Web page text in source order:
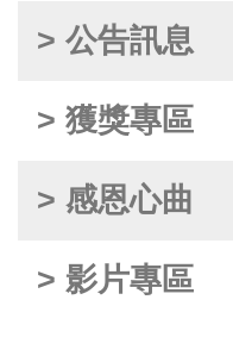
> 公告訊息
> 獲獎專區
> 感恩心曲
> 影片專區